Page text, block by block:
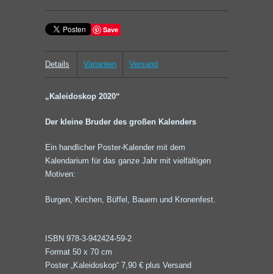
Save
Details Varianten Versand
„Kaleidoskop 2020“
Der kleine Bruder des großen Kalenders
Ein handlicher Poster-Kalender mit dem
Kalendarium für das ganze Jahr mit vielfältigen
Motiven:
Burgen, Kirchen, Büffel, Bauern und Kronenfest.
ISBN 978-3-942424-59-2
Format 50 x 70 cm
Poster „Kaleidoskop“ 7,90 € plus Versand